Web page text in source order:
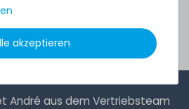
André aus dem Vertriebsteam
akzeptieren